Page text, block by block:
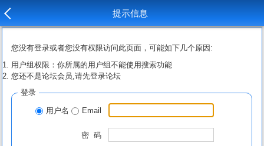
提示信息
您没有登录或者您没有权限访问此页面，可能如下几个原因:
用户组权限：你所属的用户组不能使用搜索功能
您还不是论坛会员,请先登录论坛
登录
用户名 Email
密 码